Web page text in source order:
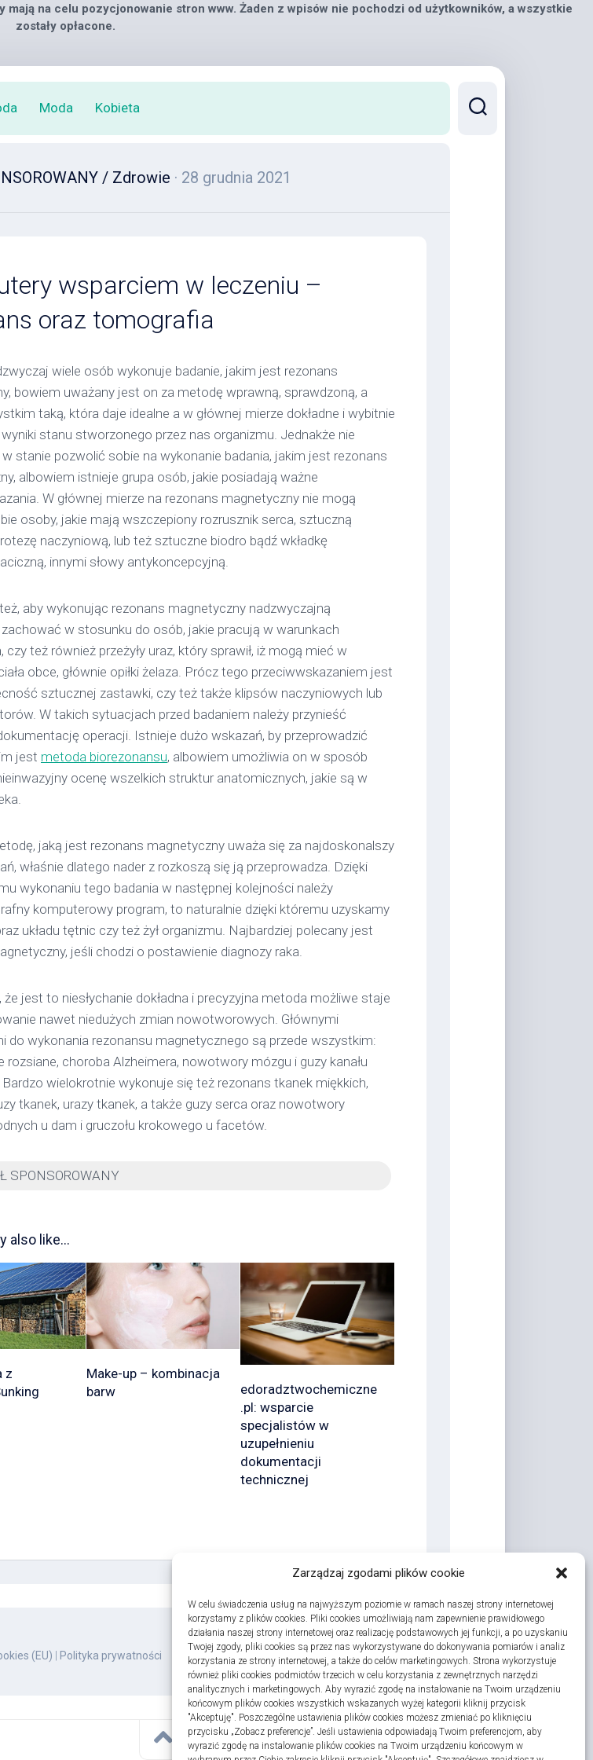
Zarządzaj zgodami plików cookie
W celu świadczenia usług na najwyższym poziomie w ramach naszej strony internetowej
korzystamy z plików cookies. Pliki cookies umożliwiają nam zapewnienie prawidłowego
działania naszej strony internetowej oraz realizację podstawowych jej funkcji, a po uzyskaniu
Twojej zgody, pliki cookies są przez nas wykorzystywane do dokonywania pomiarów i analiz
korzystania ze strony internetowej, a także do celów marketingowych. Strona wykorzystuje
również pliki cookies podmiotów trzecich w celu korzystania z zewnętrznych narzędzi
analitycznych i marketingowych. Aby wyrazić zgodę na instalowanie na Twoim urządzeniu
końcowym plików cookies wszystkich wskazanych wyżej kategorii kliknij przycisk
"Akceptuję". Poszczególne ustawienia plików cookies możesz zmieniać po kliknięciu
przycisku „Zobacz preferencje”. Jeśli ustawienia odpowiadają Twoim preferencjom, aby
wyrazić zgodę na instalowanie plików cookies na Twoim urządzeniu końcowym w
na celu pozycjonowanie stron www. Żaden z wpisów nie pochodzi od użytkowników, a wszystkie
zostały opłacone.
Moda Kobieta
/ Zdrowie · 28 grudnia 2021
wsparciem w leczeniu –
oraz tomografia
wiele osób wykonuje badanie, jakim jest rezonans
bowiem uważany jest on za metodę wprawną, sprawdzoną, a
taką, która daje idealne a w głównej mierze dokładne i wybitnie
stanu stworzonego przez nas organizmu. Jednakże nie
stanie pozwolić sobie na wykonanie badania, jakim jest rezonans
albowiem istnieje grupa osób, jakie posiadają ważne
W głównej mierze na rezonans magnetyczny nie mogą
osoby, jakie mają wszczepiony rozrusznik serca, sztuczną
naczyniową, lub też sztuczne biodro bądź wkładkę
innymi słowy antykoncepcyjną.
aby wykonując rezonans magnetyczny nadzwyczajną
w stosunku do osób, jakie pracują w warunkach
czy też również przeżyły uraz, który sprawił, iż mogą mieć w
obce, głównie opiłki żelaza. Prócz tego przeciwwskazaniem jest
sztucznej zastawki, czy też także klipsów naczyniowych lub
W takich sytuacjach przed badaniem należy przynieść
operacji. Istnieje dużo wskazań, by przeprowadzić
jest metoda biorezonansu, albowiem umożliwia on w sposób
ocenę wszelkich struktur anatomicznych, jakie są w
jaką jest rezonans magnetyczny uważa się za najdoskonalszy
właśnie dlatego nader z rozkoszą się ją przeprowadza. Dzięki
wykonaniu tego badania w następnej kolejności należy
komputerowy program, to naturalnie dzięki któremu uzyskamy
układu tętnic czy też żył organizmu. Najbardziej polecany jest
jeśli chodzi o postawienie diagnozy raka.
że jest to niesłychanie dokładna i precyzyjna metoda możliwe staje
nawet niedużych zmian nowotworowych. Głównymi
do wykonania rezonansu magnetycznego są przede wszystkim:
rozsiane, choroba Alzheimera, nowotwory mózgu i guzy kanału
wielokrotnie wykonuje się też rezonans tkanek miękkich,
tkanek, urazy tkanek, a także guzy serca oraz nowotwory
u dam i gruczołu krokowego u facetów.
SPONSOROWANY
also like...
z
Make-up – kombinacja
barw
edoradztwochemiczne
.pl: wsparcie
specjalistów w
uzupełnieniu
dokumentacji
technicznej
(EU) Polityka prywatności